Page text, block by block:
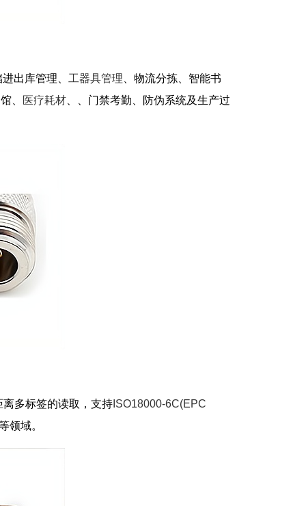
出库管理、 工器具管理 、物流分拣、智能书
、 医疗耗材 、、门禁考勤、防伪系统及生产过
多标签的读取，支持 ISO18000-6C(EPC
领域。